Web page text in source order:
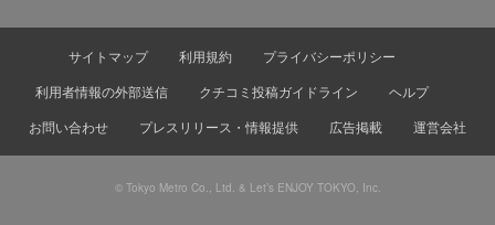
サイトマップ 利用規約
プライバシーポリシー
利用者情報の外部送信
クチコミ投稿ガイドライン
ヘルプ
お問い合わせ
プレスリリース・情報提供 広告掲載 運営会社
© Tokyo Metro Co., Ltd. & Let’s ENJOY TOKYO, Inc.